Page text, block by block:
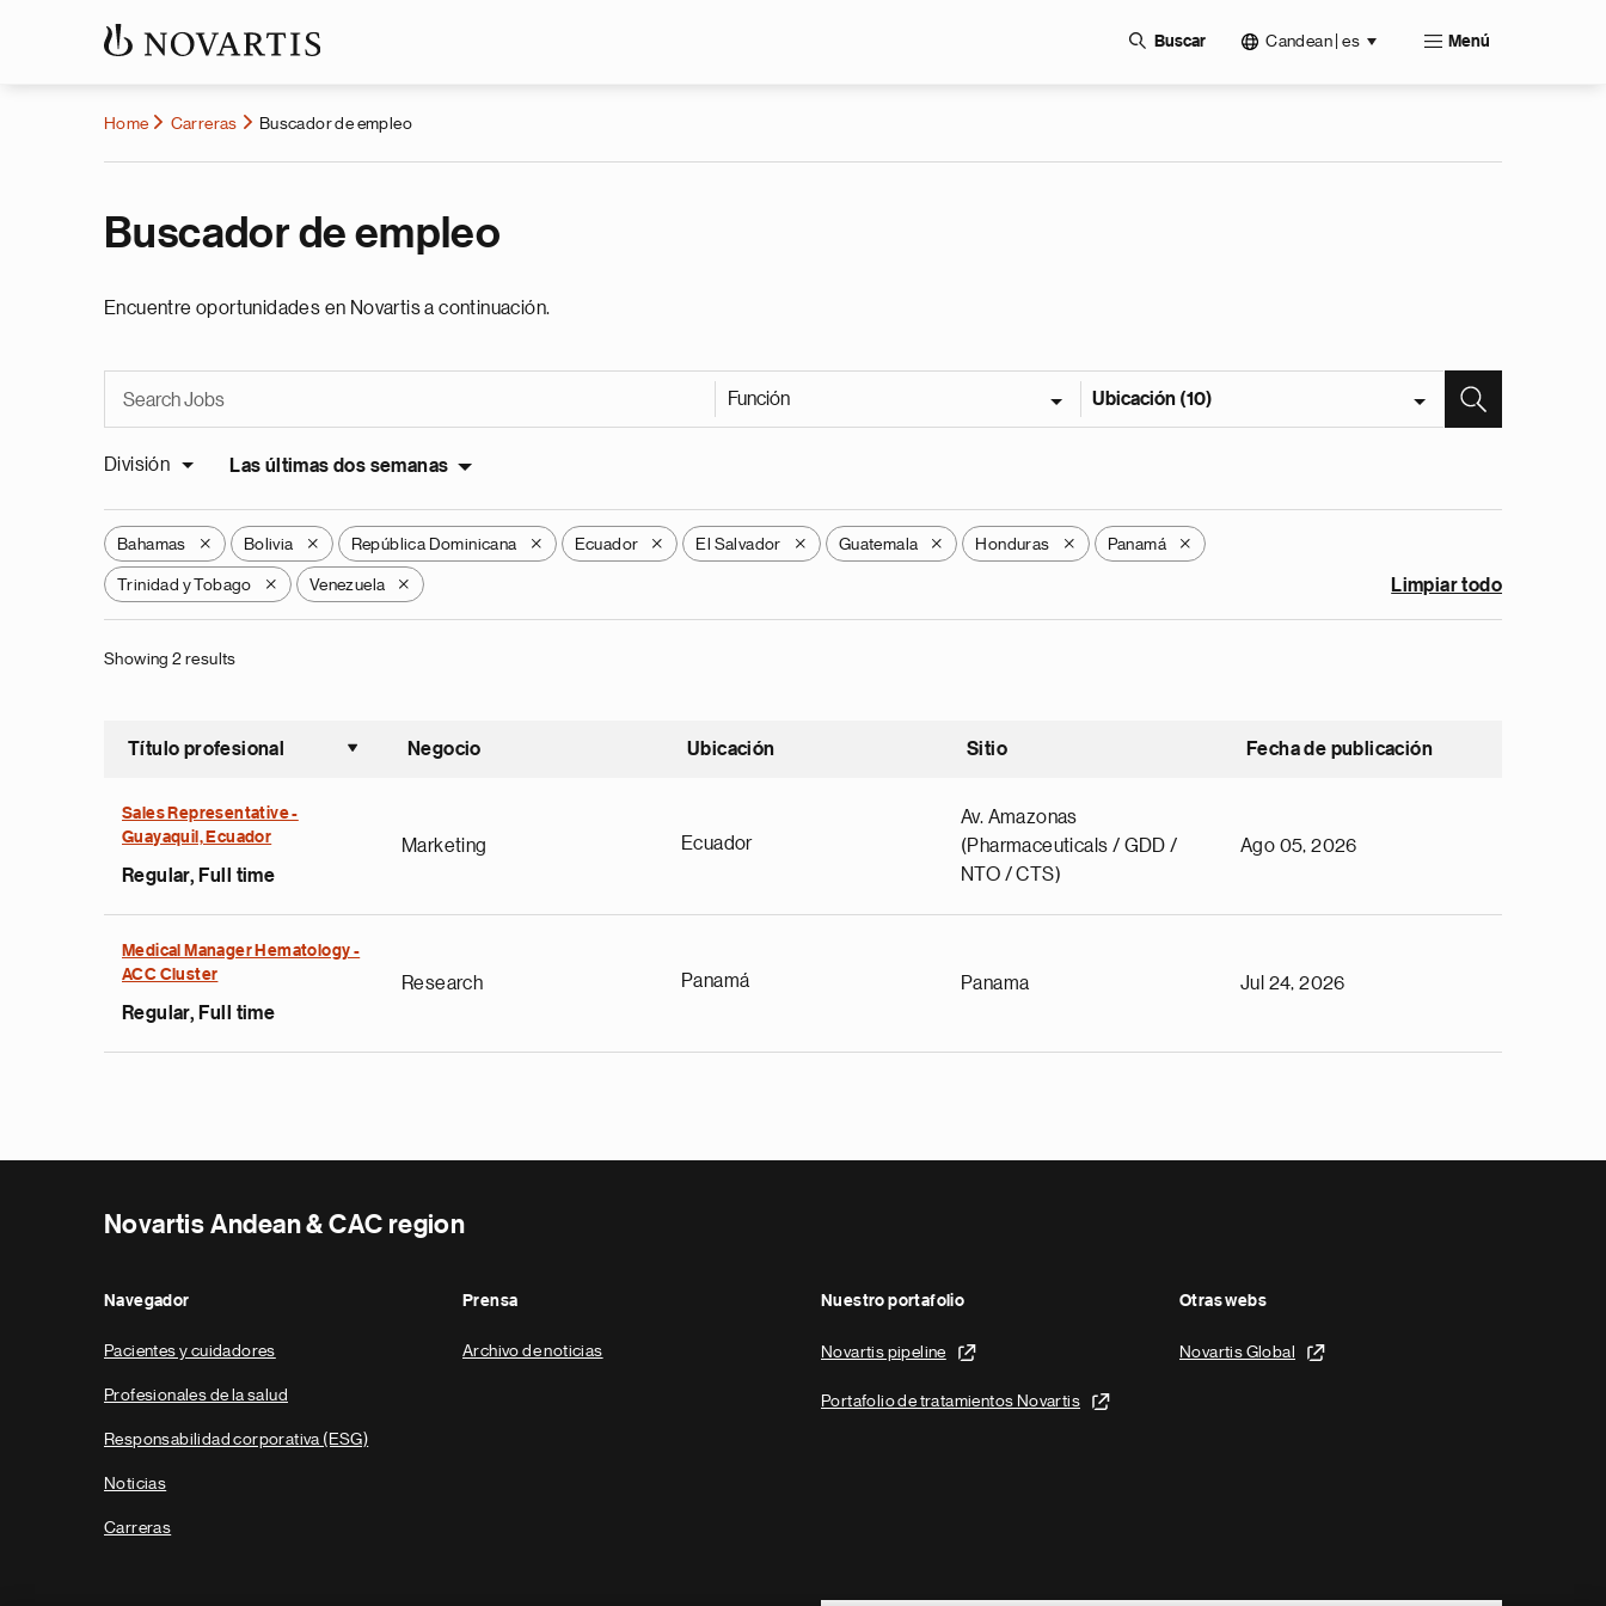
Buscar Candean | es Menú
Home Carreras Buscador de empleo
Buscador de empleo
Encuentre oportunidades en Novartis a continuación.
Función Ubicación (10)
División Las últimas dos semanas
Bahamas X Bolivia X República Dominicana X Ecuador X El Salvador X Guatemala X Honduras X Panamá X
Trinidad y Tobago X Venezuela X Limpiar todo
Showing 2 results
Título profesional
Ordenar ascendente
Negocio Ubicación Sitio Fecha de publicación
Sales Representative -
Guayaquil, Ecuador
Regular, Full time
Marketing Ecuador
Av. Amazonas
(Pharmaceuticals / GDD /
NTO / CTS)
Ago 05, 2026
Medical Manager Hematology -
ACC Cluster
Regular, Full time
Research Panamá Panama Jul 24, 2026
Novartis Andean & CAC region
Navegador
Pacientes y cuidadores
Profesionales de la salud
Responsabilidad corporativa (ESG)
Noticias
Carreras
Prensa
Archivo de noticias
Nuestro portafolio
Novartis pipeline
Portafolio de tratamientos Novartis
Otras webs
Novartis Global